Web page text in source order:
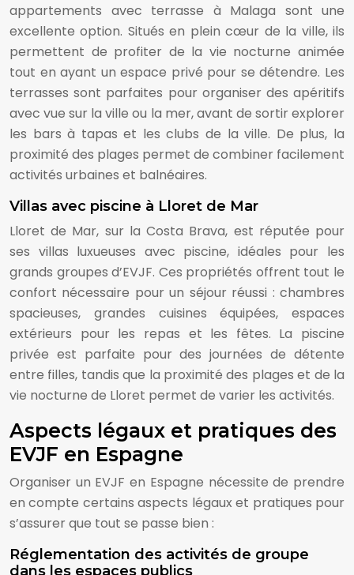
appartements avec terrasse à Malaga sont une
excellente option. Situés en plein cœur de la ville, ils
permettent de profiter de la vie nocturne animée
tout en ayant un espace privé pour se détendre. Les
terrasses sont parfaites pour organiser des apéritifs
avec vue sur la ville ou la mer, avant de sortir explorer
les bars à tapas et les clubs de la ville. De plus, la
proximité des plages permet de combiner facilement
activités urbaines et balnéaires.
Villas avec piscine à Lloret de Mar
Lloret de Mar, sur la Costa Brava, est réputée pour
ses villas luxueuses avec piscine, idéales pour les
grands groupes d’EVJF. Ces propriétés offrent tout le
confort nécessaire pour un séjour réussi : chambres
spacieuses, grandes cuisines équipées, espaces
extérieurs pour les repas et les fêtes. La piscine
privée est parfaite pour des journées de détente
entre filles, tandis que la proximité des plages et de la
vie nocturne de Lloret permet de varier les activités.
Aspects légaux et pratiques des
EVJF en Espagne
Organiser un EVJF en Espagne nécessite de prendre
en compte certains aspects légaux et pratiques pour
s’assurer que tout se passe bien :
Réglementation des activités de groupe
dans les espaces publics